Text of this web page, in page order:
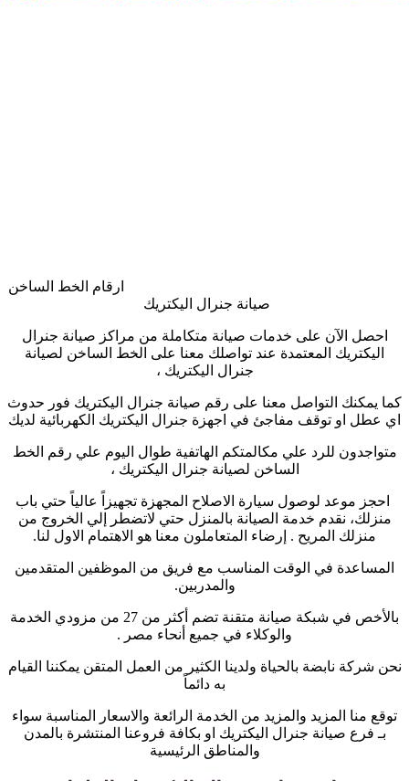
ارقام الخط الساخن
صيانة جنرال اليكتريك
احصل الآن على خدمات صيانة متكاملة من مراكز صيانة جنرال
اليكتريك المعتمدة عند تواصلك معنا على الخط الساخن لصيانة
جنرال اليكتريك ،
كما يمكنك التواصل معنا على رقم صيانة جنرال اليكتريك فور حدوث
اي عطل او توقف مفاجئ في اجهزة جنرال اليكتريك الكهربائية لديك
متواجدون للرد علي مكالمتكم الهاتفية طوال اليوم علي رقم الخط
الساخن لصيانة جنرال اليكتريك ،
احجز موعد لوصول سيارة الاصلاح المجهزة تجهيزاً عالياً حتي باب
منزلك، نقدم خدمة الصيانة بالمنزل حتي لاتضطر إلي الخروج من
منزلك المريح . إرضاء المتعاملون معنا هو الاهتمام الاول لنا.
المساعدة في الوقت المناسب مع فريق من الموظفين المتقدمين
والمدربين.
بالأخص في شبكة صيانة متقنة تضم أكثر من 27 من مزودي الخدمة
والوكلاء في جميع أنحاء مصر .
نحن شركة نابضة بالحياة ولدينا الكثير من العمل المتقن يمكننا القيام
به دائماً
توقع منا المزيد والمزيد من الخدمة الرائعة والاسعار المناسبة سواء
بـ فرع صيانة جنرال اليكتريك او بكافة فروعنا المنتشرة بالمدن
والمناطق الرئيسية